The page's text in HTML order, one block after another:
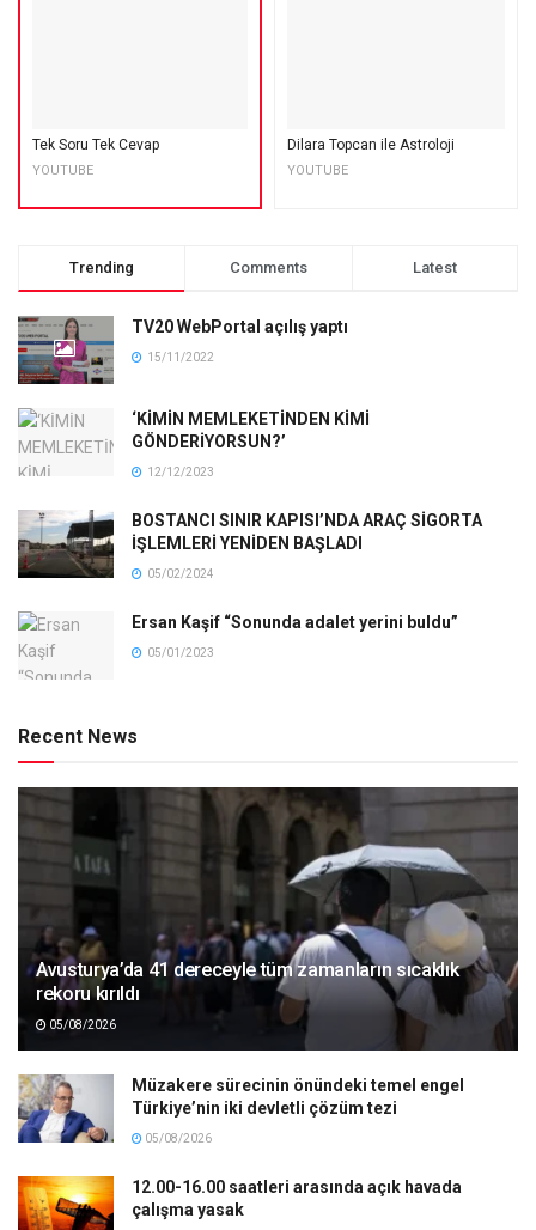
Tek Soru Tek Cevap
YOUTUBE
Dilara Topcan ile Astroloji
YOUTUBE
Trending Comments Latest
TV20 WebPortal açılış yaptı
15/11/2022
‘KİMİN MEMLEKETİNDEN KİMİ
GÖNDERİYORSUN?’
12/12/2023
BOSTANCI SINIR KAPISI’NDA ARAÇ SİGORTA
İŞLEMLERİ YENİDEN BAŞLADI
05/02/2024
Ersan Kaşif “Sonunda adalet yerini buldu”
05/01/2023
Recent News
Avusturya’da 41 dereceyle tüm zamanların sıcaklık
rekoru kırıldı
05/08/2026
Müzakere sürecinin önündeki temel engel
Türkiye’nin iki devletli çözüm tezi
05/08/2026
12.00-16.00 saatleri arasında açık havada
çalışma yasak